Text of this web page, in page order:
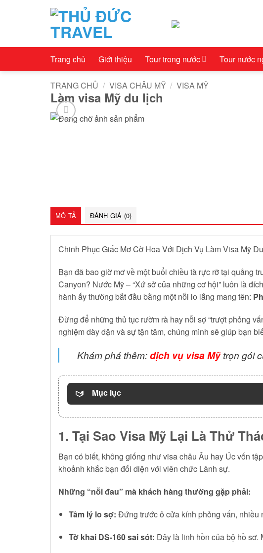
Trang chủ Giới thiệu Tour trong nước Tour nước
TRANG CHỦ / VISA CHÂU MỸ / VISA MỸ
Làm visa Mỹ du lịch
MÔ TẢ ĐÁNH GIÁ (0)
Chinh Phục Giấc Mơ Cờ Hoa Với Dịch Vụ Làm Visa Mỹ
Bạn đã bao giờ mơ về một buổi chiều tà rực rỡ tại quảng
Canyon? Nước Mỹ – “Xứ sở của những cơ hội” luôn là
hành ấy thường bắt đầu bằng một nỗi lo lắng mang tên:
Đừng để những thủ tục rườm rà hay nỗi sợ “trượt phỏng
nghiệm dày dặn và sự tận tâm, chúng mình sẽ giúp bạn
Khám phá thêm:dịch vụ visa Mỹtrọn gói
Mục lục
1. Tại Sao Visa Mỹ Lại Là Thử
Bạn có biết, không giống như visa châu Âu hay Úc vốn
khoảnh khắc bạn đối diện với viên chức Lãnh sự.
Những “nỗi đau” mà khách hàng thường gặp phải:
Tâm lý lo sợ: Đứng trước ô cửa kính phỏng vấn, nhiều
Tờ khai DS-160 sai sót: Đây là linh hồn của bộ hồ sơ.